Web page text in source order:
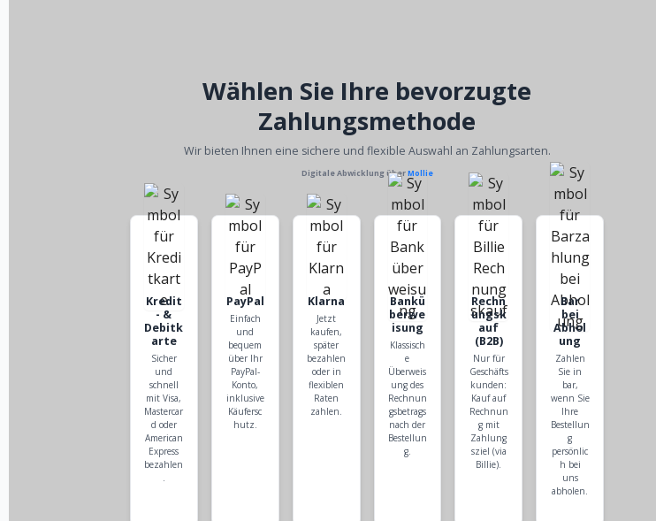
Wählen Sie Ihre bevorzugte
Zahlungsmethode
Wir bieten Ihnen eine sichere und flexible Auswahl an Zahlungsarten.
Digitale Abwicklung überMollie
Kredit
- &
Debitk
arte
Sicher
und
schnell
mit Visa,
Mastercar
d oder
American
Express
bezahlen
.
PayPal
Einfach
und
bequem
über Ihr
PayPal-
Konto,
inklusive
Käufersc
hutz.
Klarna
Jetzt
kaufen,
später
bezahlen
oder in
flexiblen
Raten
zahlen.
Bankü
berwe
isung
Klassisch
e
Überweis
ung des
Rechnun
gsbetrags
nach der
Bestellun
g.
Rechn
ungsk
auf
(B2B)
Nur für
Geschäfts
kunden:
Kauf auf
Rechnun
g mit
Zahlung
sziel (via
Billie).
Bar
bei
Abhol
ung
Zahlen
Sie in
bar,
wenn Sie
Ihre
Bestellun
g
persönlic
h bei
uns
abholen.